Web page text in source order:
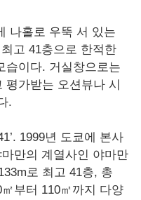
나홀로 우뚝 서 있는
고 41층으로 한적한
습이다. 거실창으로는
가받는 오션뷰나 시
.
1999년 도쿄에 본사
만의 계열사인 야마만
로 최고 41층, 총
부터 110㎡까지 다양